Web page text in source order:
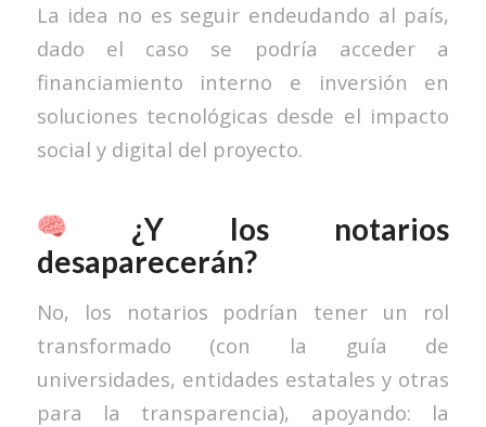
La idea no es seguir endeudando al país,
dado el caso se podría acceder a
financiamiento interno e inversión en
soluciones tecnológicas desde el impacto
social y digital del proyecto.
¿Y los notarios
desaparecerán?
No, los notarios podrían tener un rol
transformado (con la guía de
universidades, entidades estatales y otras
para la transparencia), apoyando: la